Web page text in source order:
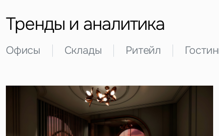
Тренды и аналитика
Офисы Склады Ритейл
Жалоба
Уведомления
Объявление
Это обязательное поле